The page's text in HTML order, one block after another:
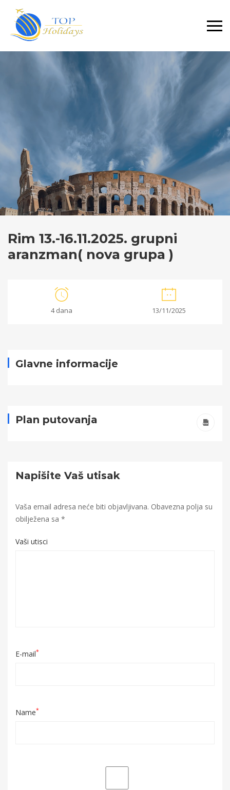
Primary
Menu
Rim 13.-16.11.2025. grupni
aranzman( nova grupa )
4 dana 13/11/2025
13.-16.11.2025.
aranzman(
grupa
)
2025-
18T10:34:38+00:00
Glavne informacije
Plan putovanja
Napišite Vaš utisak
Vaša email adresa neće biti objavljivana. Obavezna polja su
obilježena sa *
Vaši utisci
E-mail*
Name*